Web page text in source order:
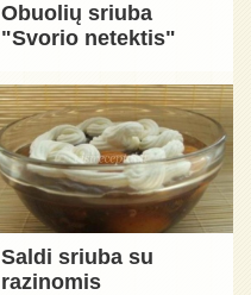
Obuolių sriuba
"Svorio netektis"
Saldi sriuba su
razinomis